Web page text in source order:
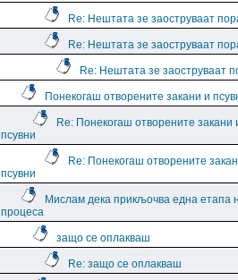
Re: Нештата зе заоструваат
Re: Нештата зе заоструваат
Re: Нештата зе заоструваат
Понекогаш отворените закани и
Re: Понекогаш отворените закани
псувни
Re: Понекогаш отворените
псувни
Мислам дека прикљочва една етапа
процеса
защо се оплакваш
Re: защо се оплакваш